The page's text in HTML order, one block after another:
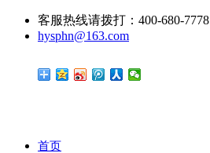
客服热线请拨打：400-680-7778
hysphn@163.com
首页